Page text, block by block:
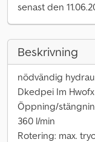
senast den
Beskrivning
nödvändig
Dkedpei Im
Öppning/
360 l/min
Rotering: max.